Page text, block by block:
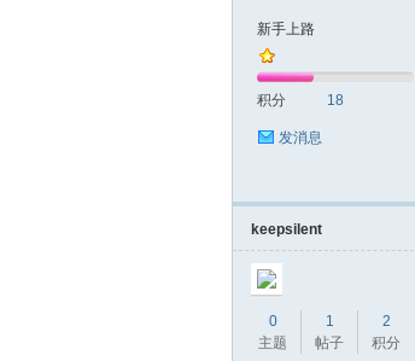
圳
新手上路
积分 18
发消息
keepsilent
0
主题
1
帖子
2
积分